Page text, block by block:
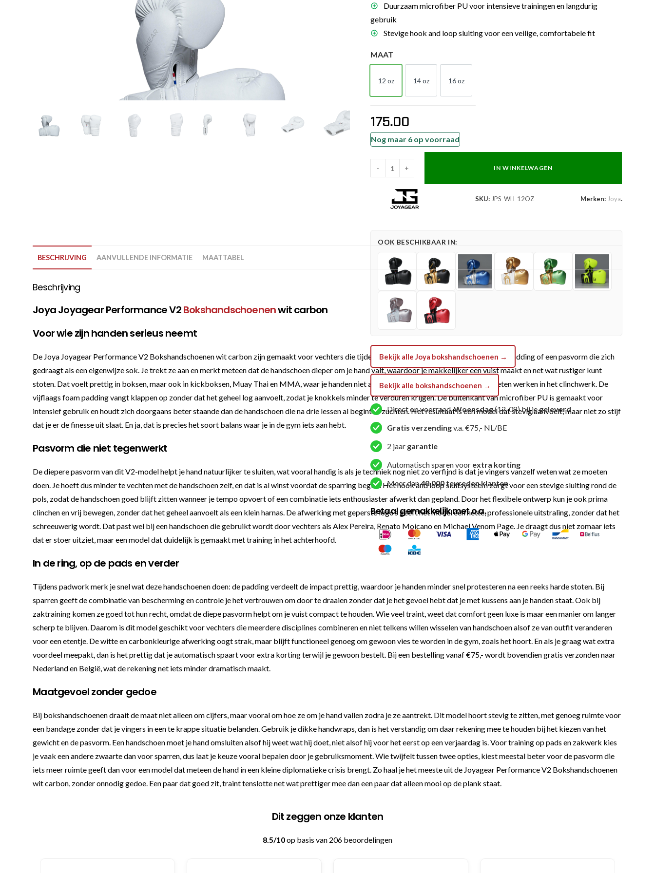
Voor dames
Zakhandschoenen
Trainingsartikelen
Bokszak
Bevestigingsmateriaal
bokszak
Bokspoppen
Stootkussens en pads
Duurzaam microfiber PU voor intensieve trainingen en langdurig
gebruik
Stevige hook and loop sluiting voor een veilige, comfortabele fit
MAAT
12 oz
12 OZ
14 oz
14 OZ
16 oz
16 OZ
175.00
Nog maar 6 op voorraad
Bokshandschoenen
aantal
- + IN WINKELWAGEN
SKU: JPS-WH-12OZ Merken: Joya.
OOK BESCHIKBAAR IN:
Bekijk alle Joya bokshandschoenen →
Bekijk alle bokshandschoenen →
Direct op voorraad,Woensdag(12-08) bij jegeleverd
Gratis verzendingv.a. €75,- NL/BE
2 jaar garantie
Automatisch sparen voor extra korting
Meer dan40.000 tevreden klanten
Betaal gemakkelijk met o.a.
BESCHRIJVING AANVULLENDE INFORMATIE MAATTABEL
Beschrijving
Joya Joyagear Performance V2Bokshandschoenenwit carbon
Voor wie zijn handen serieus neemt
De Joya Joyagear Performance V2 Bokshandschoenen wit carbon zijn gemaakt voor vechters die tijdens training niet willen prutsen met slappe padding of een pasvorm die zich
gedraagt als een eigenwijze sok. Je trekt ze aan en merkt meteen dat de handschoen dieper om je hand valt, waardoor je makkelijker een vuist maakt en net wat rustiger kunt
stoten. Dat voelt prettig in boksen, maar ook in kickboksen, Muay Thai en MMA, waar je handen niet alleen moeten slaan maar soms ook moeten werken in het clinchwerk. De
vijflaags foam padding vangt klappen op zonder dat het geheel log aanvoelt, zodat je knokkels minder te verduren krijgen. De buitenkant van microfiber PU is gemaakt voor
intensief gebruik en houdt zich doorgaans beter staande dan de handschoen die na drie lessen al begint te zuchten. Het resultaat is een model dat stevig aanvoelt, maar niet zo stijf
dat je er de finesse uit slaat. En ja, dat is precies het soort balans waar je in de gym iets aan hebt.
Pasvorm die niet tegenwerkt
De diepere pasvorm van dit V2-model helpt je hand natuurlijker te sluiten, wat vooral handig is als je techniek nog niet zo verfijnd is dat je vingers vanzelf weten wat ze moeten
doen. Je hoeft dus minder te vechten met de handschoen zelf, en dat is al winst voordat de sparring begint. Het hook and loop sluitsysteem zorgt voor een stevige sluiting rond de
pols, zodat de handschoen goed blijft zitten wanneer je tempo opvoert of een combinatie iets enthousiaster afwerkt dan gepland. Door het flexibele ontwerp kun je ook prima
clinchen en vrij bewegen, zonder dat het geheel aanvoelt als een klein harnas. De afwerking met geperste logo’s geeft het model een nette, professionele uitstraling, zonder dat het
schreeuwerig wordt. Dat past wel bij een handschoen die gebruikt wordt door vechters als Alex Pereira, Renato Moicano en Michael Venom Page. Je draagt dus niet zomaar iets
dat er stoer uitziet, maar een model dat duidelijk is gemaakt met training in het achterhoofd.
In de ring, op de pads en verder
Tijdens padwork merk je snel wat deze handschoenen doen: de padding verdeelt de impact prettig, waardoor je handen minder snel protesteren na een reeks harde stoten. Bij
sparren geeft de combinatie van bescherming en controle je het vertrouwen om door te draaien zonder dat je het gevoel hebt dat je met kussens aan je handen staat. Ook bij
zaktraining komen ze goed tot hun recht, omdat de diepe pasvorm helpt om je vuist compact te houden. Wie veel traint, weet dat comfort geen luxe is maar een manier om langer
scherp te blijven. Daarom is dit model geschikt voor vechters die meerdere disciplines combineren en niet telkens willen wisselen van handschoen alsof ze van outfit veranderen
voor een etentje. De witte en carbonkleurige afwerking oogt strak, maar blijft functioneel genoeg om gewoon vies te worden in de gym, zoals het hoort. En als je graag wat extra
voordeel meepakt, dan is het prettig dat je automatisch spaart voor extra korting terwijl je gewoon bestelt. Bij een bestelling vanaf €75,- wordt bovendien gratis verzonden naar
Nederland en België, wat de rekening net iets minder dramatisch maakt.
Maatgevoel zonder gedoe
Bij bokshandschoenen draait de maat niet alleen om cijfers, maar vooral om hoe ze om je hand vallen zodra je ze aantrekt. Dit model hoort stevig te zitten, met genoeg ruimte voor
een bandage zonder dat je vingers in een te krappe situatie belanden. Gebruik je dikke handwraps, dan is het verstandig om daar rekening mee te houden bij het kiezen van het
gewicht en de pasvorm. Een handschoen moet je hand omsluiten alsof hij weet wat hij doet, niet alsof hij voor het eerst op een verjaardag is. Voor training op pads en zakwerk kies
je vaak een andere zwaarte dan voor sparren, dus laat je keuze vooral bepalen door je gebruiksmoment. Wie twijfelt tussen twee opties, kiest meestal beter voor de pasvorm die
iets meer ruimte geeft dan voor een model dat meteen de hand in een kleine diplomatieke crisis brengt. Zo haal je het meeste uit de Joyagear Performance V2 Bokshandschoenen
wit carbon, zonder onnodig gedoe. Een paar dat goed zit, traint tenslotte net wat prettiger mee dan een paar dat alleen mooi op de plank staat.
Dit zeggen onze klanten
8.5/10op basis van 206 beoordelingen